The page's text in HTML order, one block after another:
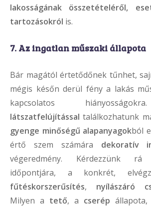
lakosságának összetételéről,
tartozásokról is.
7. Az ingatlan műszaki állapota
Bár magától értetődőnek tűnhet,
mégis későn derül fény a lakás
kapcsolatos
látszatfelújítással találkozhatunk
gyenge minőségű alapanyagokból
értő szem számára dekoratív
végeredmény. Kérdezzünk
időpontjára, a konkrét,
fűtéskorszerűsítés, nyílászáró
Milyen a tető, a cserép